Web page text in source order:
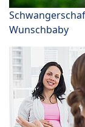
Wunschbaby